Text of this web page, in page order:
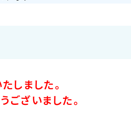
しました。
ございました。